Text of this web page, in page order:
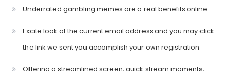
Underrated gambling memes are a real benefits online
Excite look at the current email address and you may click
the link we sent you accomplish your own registration